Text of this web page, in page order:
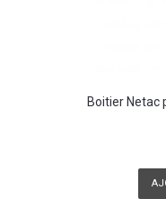
Boitier Netac